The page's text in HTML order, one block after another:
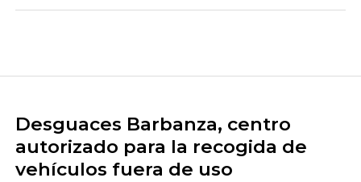
Desguaces Barbanza, centro
autorizado para la recogida de
vehículos fuera de uso